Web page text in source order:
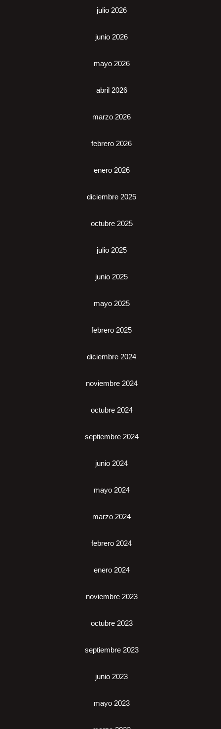
julio 2026
junio 2026
mayo 2026
abril 2026
marzo 2026
febrero 2026
enero 2026
diciembre 2025
octubre 2025
julio 2025
junio 2025
mayo 2025
febrero 2025
diciembre 2024
noviembre 2024
octubre 2024
septiembre 2024
junio 2024
mayo 2024
marzo 2024
febrero 2024
enero 2024
noviembre 2023
octubre 2023
septiembre 2023
junio 2023
mayo 2023